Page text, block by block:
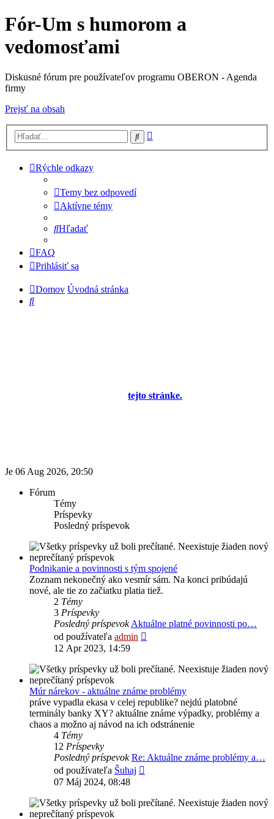
Fór-Um s humorom a
vedomosťami
Diskusné fórum pre používateľov programu OBERON - Agenda
firmy
Prejsť na obsah
Hľadať
Rýchle odkazy
Temy bez odpovedí
Aktívne témy
Hľadať
FAQ
Prihlásiť sa
Domov Úvodná stránka
Hľadať
tejto stránke.
Je 06 Aug 2026, 20:50
Fórum
Témy
Príspevky
Posledný príspevok
Podnikanie a povinnosti s tým spojené
Zoznam nekonečný ako vesmír sám. Na konci pribúdajú
nové, ale tie zo začiatku platia tiež.
2 Témy
3 Príspevky
Posledný príspevokAktuálne platné povinnosti po…
od používateľa admin
12 Apr 2023, 14:59
Múr nárekov - aktuálne známe problémy
práve vypadla ekasa v celej republike? nejdú platobné
terminály banky XY? aktuálne známe výpadky, problémy a
chaos a možno aj návod na ich odstránenie
4 Témy
12 Príspevky
Posledný príspevok Re: Aktuálne známe problémy a…
od používateľa Šuhaj
07 Máj 2024, 08:48